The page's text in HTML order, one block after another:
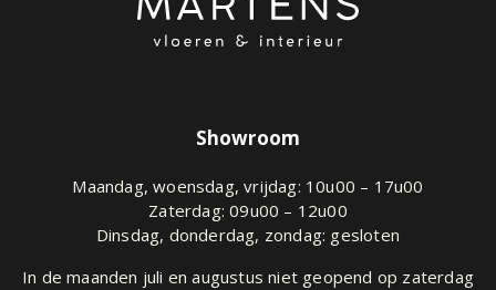
Showroom
Maandag, woensdag, vrijdag: 10u00 – 17u00
Zaterdag: 09u00 – 12u00
Dinsdag, donderdag, zondag: gesloten
In de maanden juli en augustus niet geopend op zaterdag